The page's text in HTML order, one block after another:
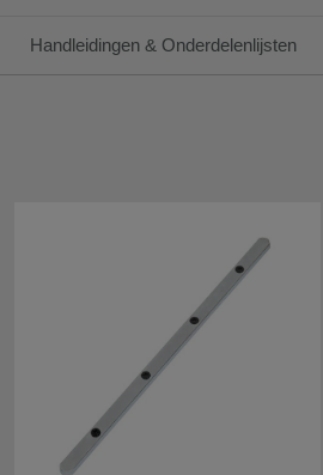
Handleidingen & Onderdelenlijsten